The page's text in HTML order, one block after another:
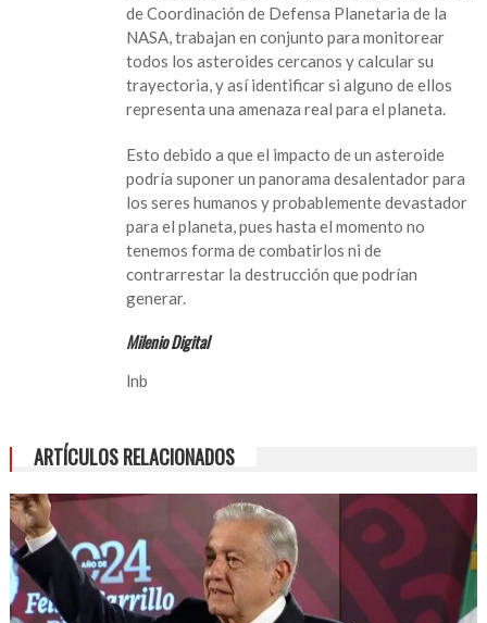
de Coordinación de Defensa Planetaria de la
NASA, trabajan en conjunto para monitorear
todos los asteroides cercanos y calcular su
trayectoria, y así identificar si alguno de ellos
representa una amenaza real para el planeta.
Esto debido a que el impacto de un asteroide
podría suponer un panorama desalentador para
los seres humanos y probablemente devastador
para el planeta, pues hasta el momento no
tenemos forma de combatirlos ni de
contrarrestar la destrucción que podrían
generar.
Milenio Digital
lnb
ARTÍCULOS RELACIONADOS